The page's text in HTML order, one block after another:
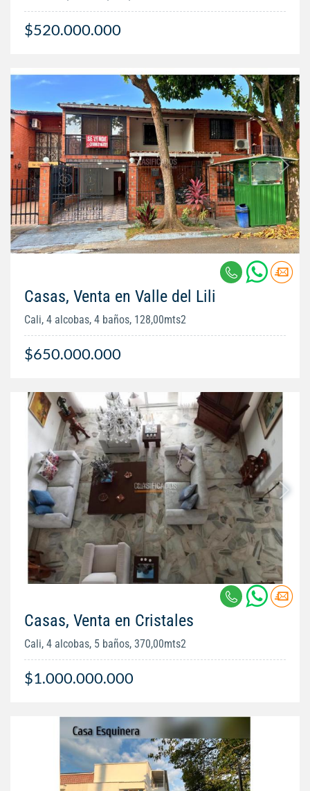
$520.000.000
Casas, Venta en Valle del Lili
Cali, 4 alcobas, 4 baños, 128,00mts2
$650.000.000
Casas, Venta en Cristales
Cali, 4 alcobas, 5 baños, 370,00mts2
$1.000.000.000